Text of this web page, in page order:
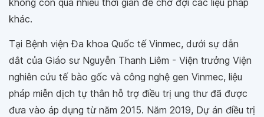
không còn quá nhiều thời gian để chờ đợi các liệu pháp
khác.
Tại Bệnh viện Đa khoa Quốc tế Vinmec, dưới sự dẫn
dắt của Giáo sư Nguyễn Thanh Liêm - Viện trưởng Viện
nghiên cứu tế bào gốc và công nghệ gen Vinmec, liệu
pháp miễn dịch tự thân hỗ trợ điều trị ung thư đã được
đưa vào áp dụng từ năm 2015. Năm 2019, Dự án điều trị